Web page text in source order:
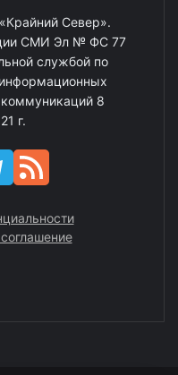
Север».
СМИ Эл № ФС 77
службой по
8
г.